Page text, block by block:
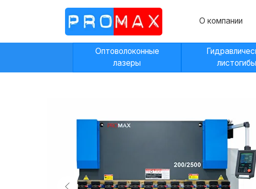
О компании
Оптоволоконные
лазеры
Гидравлические
листогибы